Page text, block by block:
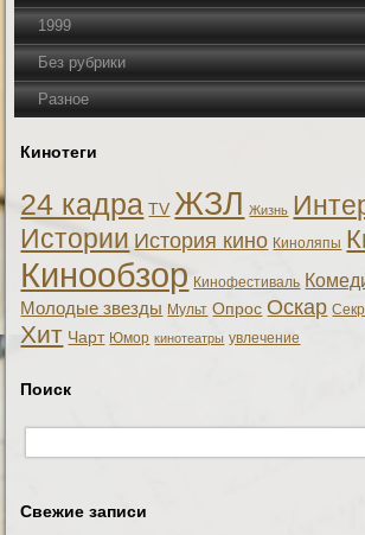
1999
Без рубрики
Разное
Кинотеги
24 кадра TV ЖЗЛ Жизнь
Истории История кино Киноляпы
Кинообзор Кинофестиваль
Молодые звезды Мульт Опрос Оскар
Хит Чарт Юмор кинотеатры увлечение
Поиск
Свежие записи